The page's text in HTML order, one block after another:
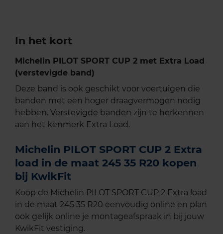
In het kort
Michelin PILOT SPORT CUP 2 met Extra Load
(verstevigde band)
Deze band is ook geschikt voor voertuigen die
banden met een hoger draagvermogen nodig
hebben. Verstevigde banden zijn te herkennen
aan het kenmerk Extra Load.
Michelin PILOT SPORT CUP 2 Extra
load in de maat 245 35 R20 kopen
bij KwikFit
Koop de Michelin PILOT SPORT CUP 2 Extra load
in de maat 245 35 R20 eenvoudig online en plan
ook gelijk online je montageafspraak in bij jouw
KwikFit vestiging.